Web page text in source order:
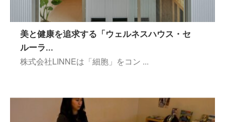
美と健康を追求する「ウェルネスハウス・セ
ルーラ...
株式会社LINNEは「細胞」をコン ...